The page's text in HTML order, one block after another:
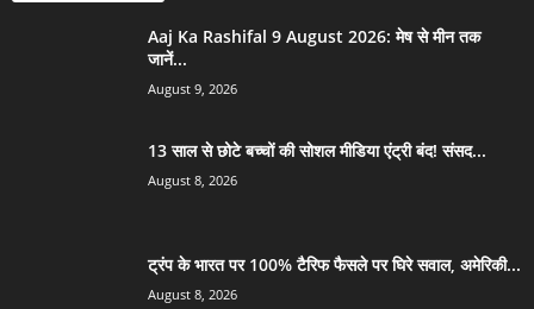
Aaj Ka Rashifal 9 August 2026: मेष से मीन तक
जानें...
August 9, 2026
13 साल से छोटे बच्चों की सोशल मीडिया एंट्री बंद! संसद...
August 8, 2026
ट्रंप के भारत पर 100% टैरिफ फैसले पर घिरे सवाल, अमेरिकी...
August 8, 2026